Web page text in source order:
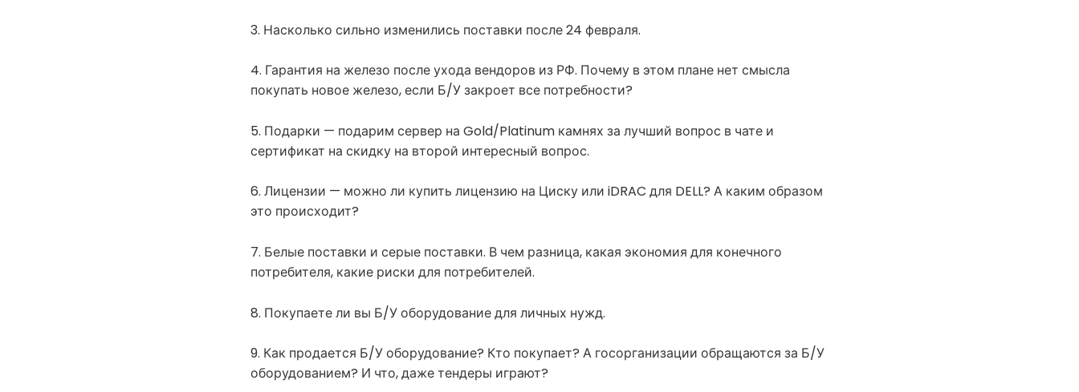
3. Насколько сильно изменились поставки после 24 февраля.
4. Гарантия на железо после ухода вендоров из РФ. Почему в этом плане нет смысла
покупать новое железо, если Б/У закроет все потребности?
5. Подарки — подарим сервер на Gold/Platinum камнях за лучший вопрос в чате и
сертификат на скидку на второй интересный вопрос.
6. Лицензии — можно ли купить лицензию на Циску или iDRAC для DELL? А каким образом
это происходит?
7. Белые поставки и серые поставки. В чем разница, какая экономия для конечного
потребителя, какие риски для потребителей.
8. Покупаете ли вы Б/У оборудование для личных нужд.
9. Как продается Б/У оборудование? Кто покупает? А госорганизации обращаются за Б/У
оборудованием? И что, даже тендеры играют?